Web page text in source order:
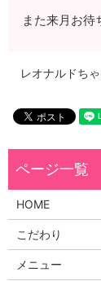
また来月お待
レオナルドち
HOME
こだわり
メニュー